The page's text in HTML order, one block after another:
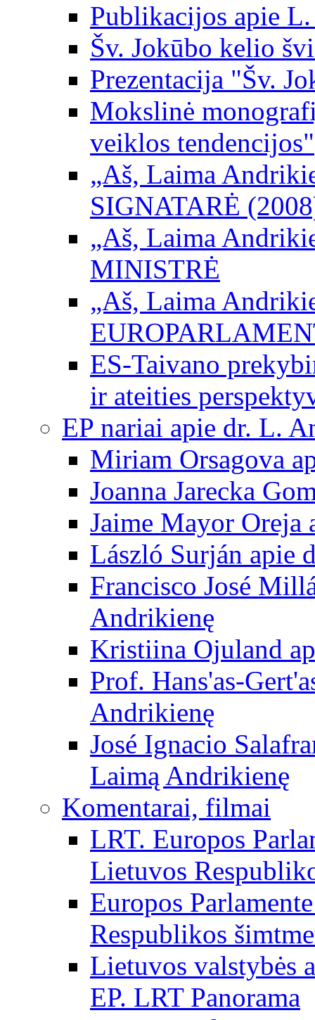
Publikacijos apie
Šv. Jokūbo kelio
Prezentacija "Šv.
Mokslinė
veiklos tendencijos"
„Aš, Laima
SIGNATARĖ
„Aš, Laima
MINISTRĖ
„Aš, Laima
ES-Taivano
ir ateities
EP nariai apie dr. L.
Miriam Orsagova
Joanna Jarecka
Jaime Mayor Oreja
László Surján apie
Francisco José
Andrikienę
Kristiina Ojuland
Prof. Hans'as-
Andrikienę
José Ignacio
Laimą Andrikienę
Komentarai, filmai
LRT. Europos
Lietuvos
Europos
Respublikos
Lietuvos valstybės
EP. LRT Panorama